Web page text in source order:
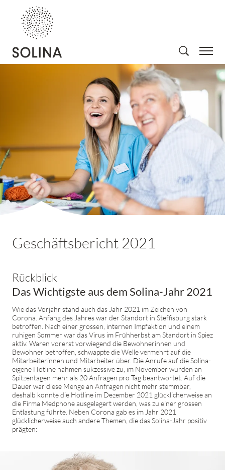
Geschäftsbericht 2021
Rückblick
Das Wichtigste aus dem Solina-Jahr 2021
Wie das Vorjahr stand auch das Jahr 2021 im Zeichen von
Corona. Anfang des Jahres war der Standort in Steffisburg stark
betroffen. Nach einer grossen, internen Impfaktion und einem
ruhigen Sommer war das Virus im Frühherbst am Standort in Spiez
aktiv. Waren vorerst vorwiegend die Bewohnerinnen und
Bewohner betroffen, schwappte die Welle vermehrt auf die
Mitarbeiterinnen und Mitarbeiter über. Die Anrufe auf die Solina-
eigene Hotline nahmen sukzessive zu, im November wurden an
Spitzentagen mehr als 20 Anfragen pro Tag beantwortet. Auf die
Dauer war diese Menge an Anfragen nicht mehr stemmbar,
deshalb konnte die Hotline im Dezember 2021 glücklicherweise an
die Firma Medphone ausgelagert werden, was zu einer grossen
Entlastung führte. Neben Corona gab es im Jahr 2021
glücklicherweise auch andere Themen, die das Solina-Jahr positiv
prägten: